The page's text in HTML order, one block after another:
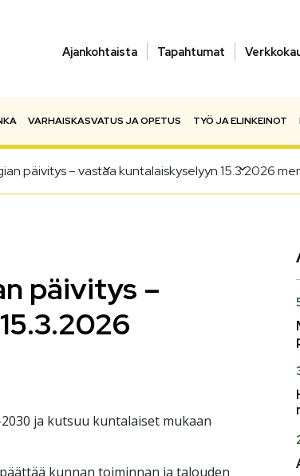
Ajankohtaista Tapahtumat
VARHAISKASVATUS JA OPETUS TYÖ JA ELINKEINOT
päivitys – vastaa kuntalaiskyselyyn 15.3.2026
päivitys –
ja kutsuu kuntalaiset mukaan
kunnan toiminnan ja talouden